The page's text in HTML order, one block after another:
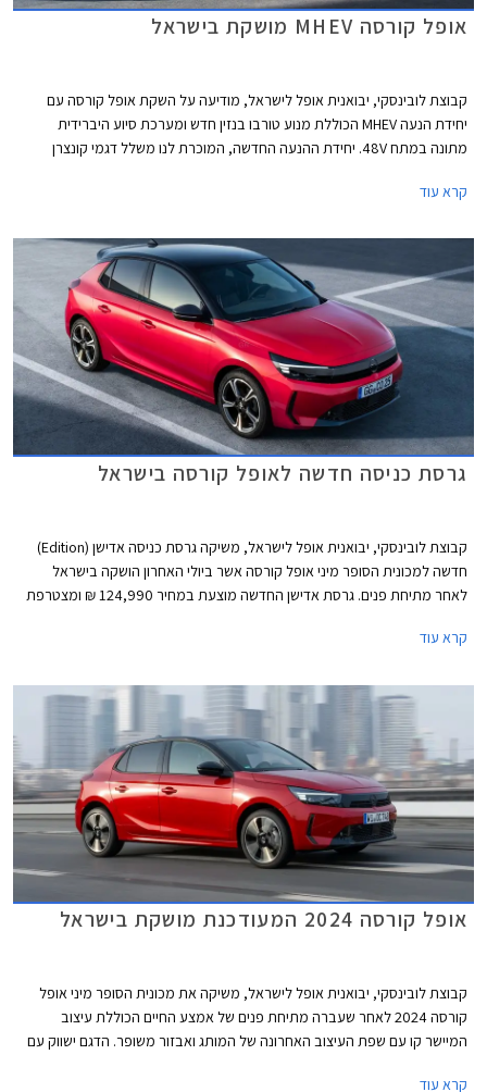
אופל קורסה MHEV מושקת בישראל
קבוצת לובינסקי, יבואנית אופל לישראל, מודיעה על השקת אופל קורסה עם
יחידת הנעה MHEV הכוללת מנוע טורבו בנזין חדש ומערכת סיוע היברידית
מתונה במתח 48V. יחידת ההנעה החדשה, המוכרת לנו משלל דגמי קונצרן
קרא עוד
גרסת כניסה חדשה לאופל קורסה בישראל
קבוצת לובינסקי, יבואנית אופל לישראל, משיקה גרסת כניסה אדישן (Edition)
חדשה למכונית הסופר מיני אופל קורסה אשר ביולי האחרון הושקה בישראל
לאחר מתיחת פנים. גרסת אדישן החדשה מוצעת במחיר 124,990 ₪ ומצטרפת
קרא עוד
אופל קורסה 2024 המעודכנת מושקת בישראל
קבוצת לובינסקי, יבואנית אופל לישראל, משיקה את מכונית הסופר מיני אופל
קורסה 2024 לאחר שעברה מתיחת פנים של אמצע החיים הכוללת עיצוב
המיישר קו עם שפת העיצוב האחרונה של המותג ואבזור משופר. הדגם ישווק עם
קרא עוד